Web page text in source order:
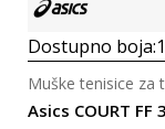
Dostupno boja:1
Asics COURT FF
Muške tenisice za